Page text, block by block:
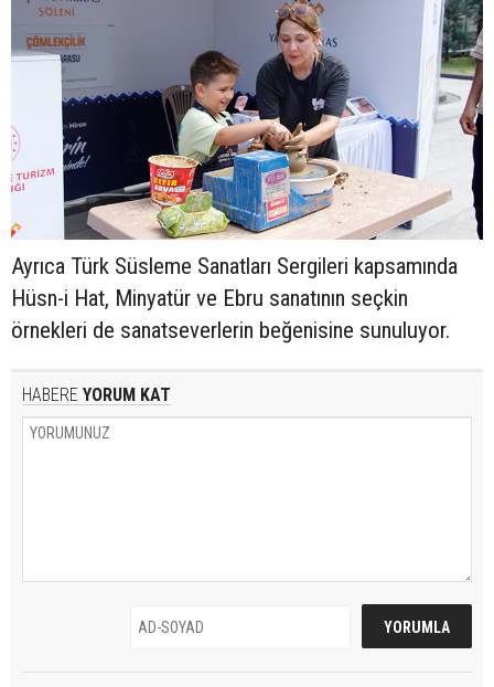
Ayrıca Türk Süsleme Sanatları Sergileri kapsamında
Hüsn-i Hat, Minyatür ve Ebru sanatının seçkin
örnekleri de sanatseverlerin beğenisine sunuluyor.
HABERE YORUM KAT